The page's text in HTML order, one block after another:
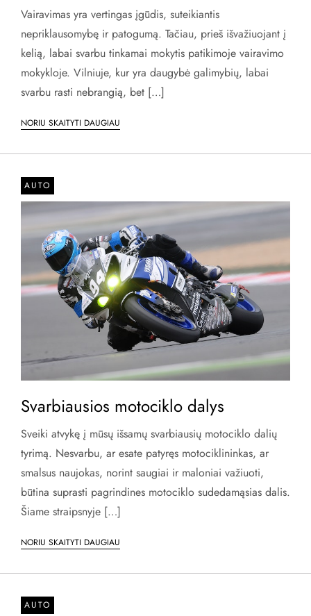
Vairavimas yra vertingas įgūdis, suteikiantis
nepriklausomybę ir patogumą. Tačiau, prieš išvažiuojant į
kelią, labai svarbu tinkamai mokytis patikimoje vairavimo
mokykloje. Vilniuje, kur yra daugybė galimybių, labai
svarbu rasti nebrangią, bet […]
NORIU SKAITYTI DAUGIAU
AUTO
Svarbiausios motociklo dalys
Sveiki atvykę į mūsų išsamų svarbiausių motociklo dalių
tyrimą. Nesvarbu, ar esate patyręs motociklininkas, ar
smalsus naujokas, norint saugiai ir maloniai važiuoti,
būtina suprasti pagrindines motociklo sudedamąsias dalis.
Šiame straipsnyje […]
NORIU SKAITYTI DAUGIAU
AUTO